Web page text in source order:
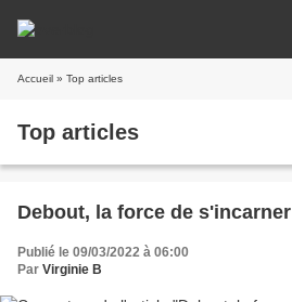
Accueil » Top articles
Top articles
Debout, la force de s'incarner
Publié le 09/03/2022 à 06:00
Par Virginie B